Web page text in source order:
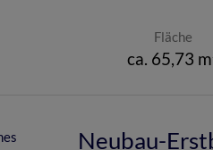
Fläche
ca. 65,73 m
Neubau-